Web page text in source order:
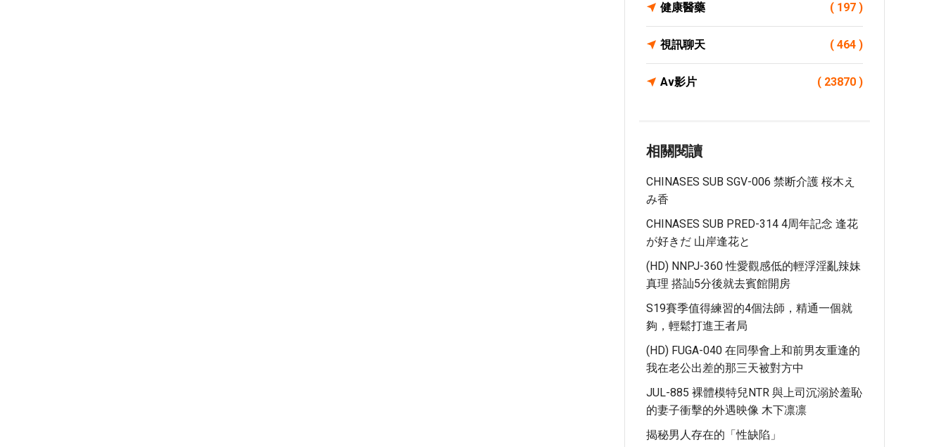
健康醫藥 ( 197 )
視訊聊天 ( 464 )
Av影片 ( 23870 )
相關閱讀
CHINASES SUB SGV-006 禁断介護 桜木え
み香
CHINASES SUB PRED-314 4周年記念 逢花
が好きだ 山岸逢花と
(HD) NNPJ-360 性愛觀感低的輕浮淫亂辣妹
真理 搭訕5分後就去賓館開房
S19賽季值得練習的4個法師，精通一個就
夠，輕鬆打進王者局
(HD) FUGA-040 在同學會上和前男友重逢的
我在老公出差的那三天被對方中
JUL-885 裸體模特兒NTR 與上司沉溺於羞恥
的妻子衝擊的外遇映像 木下凛凛
揭秘男人存在的「性缺陷」